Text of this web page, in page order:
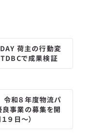
荷主の行動変
TDBCで成果検証
和８年度物流パ
良事業の募集を開
９日～）